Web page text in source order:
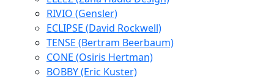
RIVIO (Gensler)
ECLIPSE (David Rockwell)
TENSE (Bertram Beerbaum)
CONE (Osiris Hertman)
BOBBY (Eric Kuster)